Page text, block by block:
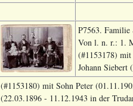
P7563.
Von l. n. r.: 1.
(#1153178) mit
Johann
(#1153180) mit Sohn Peter
(22.03.1896 - 11.12.1943 in der